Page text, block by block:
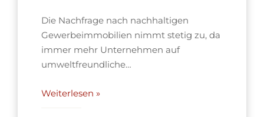
Die Nachfrage nach nachhaltigen
Gewerbeimmobilien nimmt stetig zu, da
immer mehr Unternehmen auf
umweltfreundliche…
Weiterlesen »